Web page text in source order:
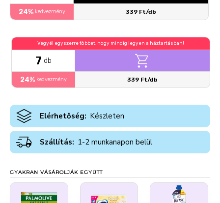
24% kedvezmény 339 Ft/db
Vegyél egyszerre többet, hogy mindig legyen a háztartásban!
7 db
24% kedvezmény 339 Ft/db
Elérhetőség: Készleten
Szállítás: 1-2 munkanapon belül
GYAKRAN VÁSÁROLJÁK EGYÜTT